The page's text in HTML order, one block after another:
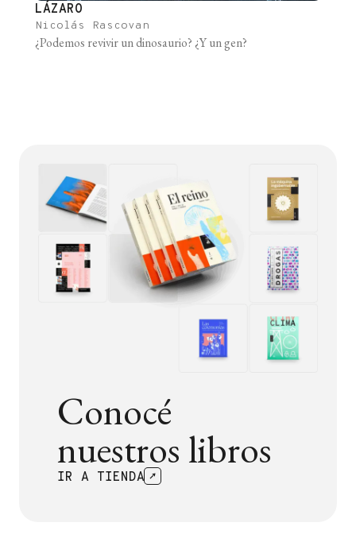
LÁZARO
Nicolás Rascovan
¿Podemos revivir un dinosaurio? ¿Y un gen?
Conocé
nuestros libros
IR A TIENDA